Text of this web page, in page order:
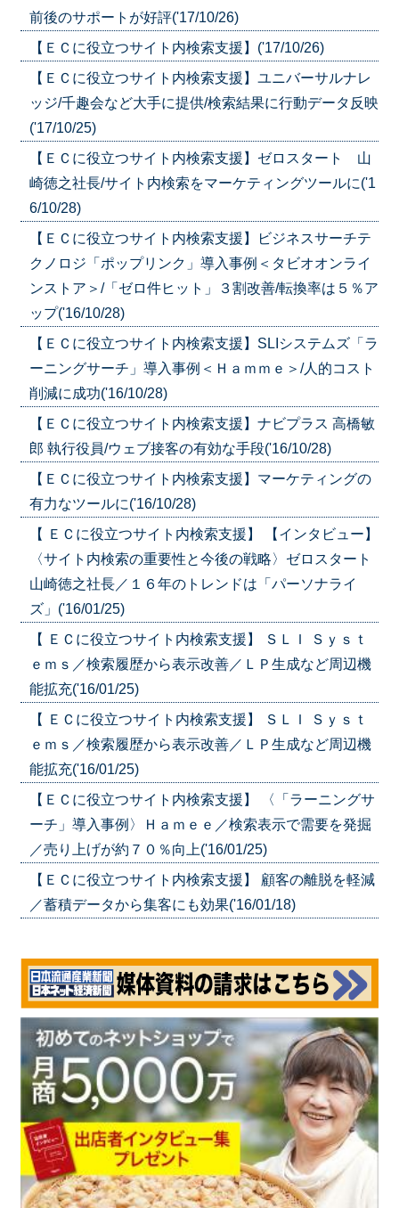
前後のサポートが好評('17/10/26)
【ＥＣに役立つサイト内検索支援】('17/10/26)
【ＥＣに役立つサイト内検索支援】ユニバーサルナレ
ッジ/千趣会など大手に提供/検索結果に行動データ反映
('17/10/25)
【ＥＣに役立つサイト内検索支援】ゼロスタート 山
崎徳之社長/サイト内検索をマーケティングツールに('1
6/10/28)
【ＥＣに役立つサイト内検索支援】ビジネスサーチテ
クノロジ「ポップリンク」導入事例＜タビオオンライ
ンストア＞/「ゼロ件ヒット」３割改善/転換率は５％ア
ップ('16/10/28)
【ＥＣに役立つサイト内検索支援】SLIシステムズ「ラ
ーニングサーチ」導入事例＜Ｈａｍｍｅ＞/人的コスト
削減に成功('16/10/28)
【ＥＣに役立つサイト内検索支援】ナビプラス 高橋敏
郎 執行役員/ウェブ接客の有効な手段('16/10/28)
【ＥＣに役立つサイト内検索支援】マーケティングの
有力なツールに('16/10/28)
【 ＥＣに役立つサイト内検索支援】 【インタビュー】
〈サイト内検索の重要性と今後の戦略〉ゼロスタート
山崎徳之社長／１６年のトレンドは「パーソナライ
ズ」('16/01/25)
【 ＥＣに役立つサイト内検索支援】 ＳＬＩ Ｓｙｓｔ
ｅｍｓ／検索履歴から表示改善／ＬＰ生成など周辺機
能拡充('16/01/25)
【 ＥＣに役立つサイト内検索支援】 ＳＬＩ Ｓｙｓｔ
ｅｍｓ／検索履歴から表示改善／ＬＰ生成など周辺機
能拡充('16/01/25)
【ＥＣに役立つサイト内検索支援】 〈「ラーニングサ
ーチ」導入事例〉Ｈａｍｅｅ／検索表示で需要を発掘
／売り上げが約７０％向上('16/01/25)
【ＥＣに役立つサイト内検索支援】 顧客の離脱を軽減
／蓄積データから集客にも効果('16/01/18)